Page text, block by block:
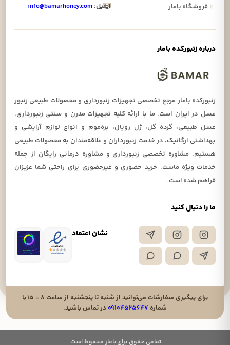
ما را دنبال کنید
نشان اعتماد
»فروشگاه بامار
ایمیل: info@bamarhoney.com
درباره زنبورکده بامار
زنبورکده بامار مرجع تخصصی تجهیزات زنبورداری و محصولات طبیعی زنبور
عسل در ایران است. ما با ارائه کلیه تجهیزات مدرن و سنتی زنبورداری،
عسل طبیعی، گرده گل، ژل رویال، بره‌موم و انواع لوازم آرایشی و
بهداشتی ارگانیک، در خدمت زنبورداران و علاقه‌مندان به محصولات طبیعی
هستیم. مشاوره تخصصی زنبورداری و مشاوره درمانی رایگان از جمله
خدمات ویژه ماست. خرید حضوری و غیرحضوری برای راحتی شما عزیزان
فراهم شده است.
برای پیگیری سفارشات می‌توانید از شنبه تا پنجشنبه از ساعت ۸ - ۱۵ با
شماره ۰۹۱۰۴۵۲۵۶۴۷در تماس باشید.
تمامی حقوق برای بامار محفوظ است.